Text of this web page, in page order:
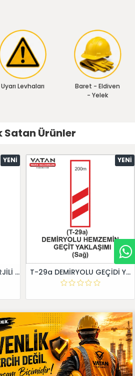
Uyarı Levhaları
Baret - Eldiven
- Yelek
Satan Ürünler
YENI
SOLAR LED'Lİ GÜNEŞ ENERJİLİ LEVHA
YENI
T-29a DEMİRYOLU GEÇİDİ YAKLAŞIM LEVHALARI (Sağ)